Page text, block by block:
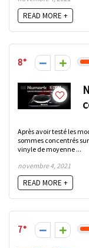
READ MORE +
8
Après avoir testé les
sommes concentrés
vinyle de moyenne ...
novembre 4, 2021
READ MORE +
7